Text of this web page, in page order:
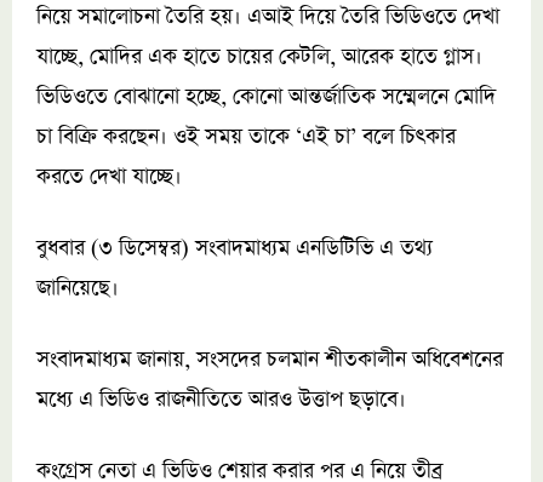
নিয়ে সমালোচনা তৈরি হয়। এআই দিয়ে তৈরি ভিডিওতে দেখা
যাচ্ছে, মোদির এক হাতে চায়ের কেটলি, আরেক হাতে গ্লাস।
ভিডিওতে বোঝানো হচ্ছে, কোনো আন্তর্জাতিক সম্মেলনে মোদি
চা বিক্রি করছেন। ওই সময় তাকে ‘এই চা’ বলে চিৎকার
করতে দেখা যাচ্ছে।
বুধবার (৩ ডিসেম্বর) সংবাদমাধ্যম এনডিটিভি এ তথ্য
জানিয়েছে।
সংবাদমাধ্যম জানায়, সংসদের চলমান শীতকালীন অধিবেশনের
মধ্যে এ ভিডিও রাজনীতিতে আরও উত্তাপ ছড়াবে।
কংগ্রেস নেতা এ ভিডিও শেয়ার করার পর এ নিয়ে তীব্র